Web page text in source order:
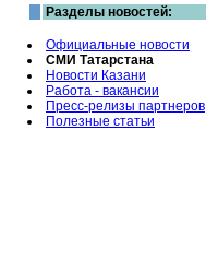
Разделы новостей:
Официальные новости
СМИ Татарстана
Новости Казани
Работа - вакансии
Пресс-релизы партнеров
Полезные статьи